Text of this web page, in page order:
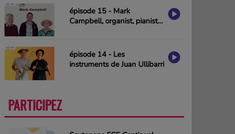
épisode 15 - Mark
Campbell, organist, pianist
épisode 14 - Les
instruments de Juan Ullibarri
PARTICIPEZ